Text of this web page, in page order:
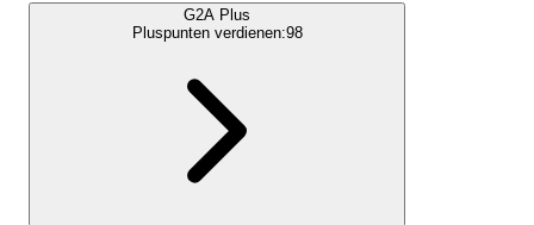
G2A Plus
Pluspunten verdienen:98